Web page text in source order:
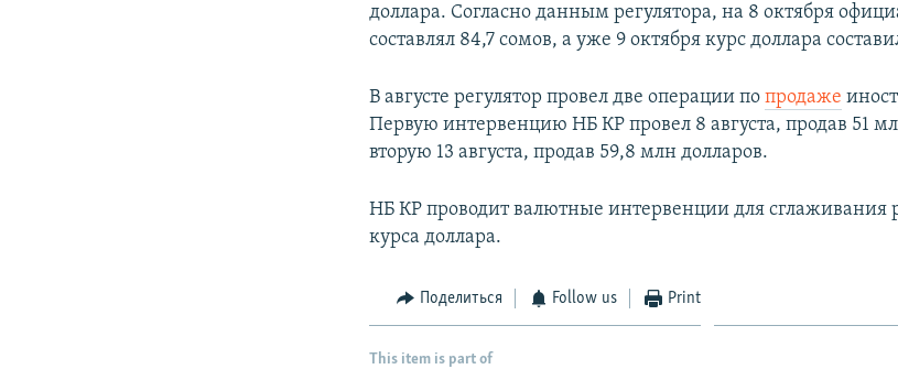
доллара. Согласно данным регулятора, на 8 октября
составлял 84,7 сомов, а уже 9 октября курс доллара
В августе регулятор провел две операции попродаже
Первую интервенцию НБ КР провел 8 августа, продав 51
вторую 13 августа, продав 59,8 млн долларов.
НБ КР проводит валютные интервенции для сглаживания
курса доллара.
Поделиться Follow us Print
This item is part of